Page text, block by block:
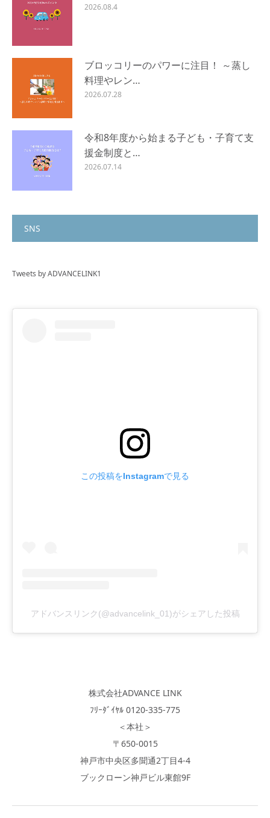
2026.08.4
ブロッコリーのパワーに注目！ ～蒸し
料理やレン…
2026.07.28
令和8年度から始まる子ども・子育て支
援金制度と…
2026.07.14
SNS
Tweets by ADVANCELINK1
この投稿をInstagramで見る
アドバンスリンク(@advancelink_01)がシェアした投稿
株式会社ADVANCE LINK
ﾌﾘｰﾀﾞｲﾔﾙ 0120-335-775
＜本社＞
〒650-0015
神戸市中央区多聞通2丁目4-4
ブックローン神戸ビル東館9F